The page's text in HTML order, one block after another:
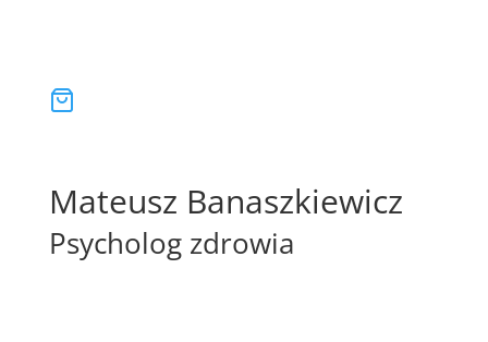
Mateusz Banaszkiewicz
Psycholog zdrowia